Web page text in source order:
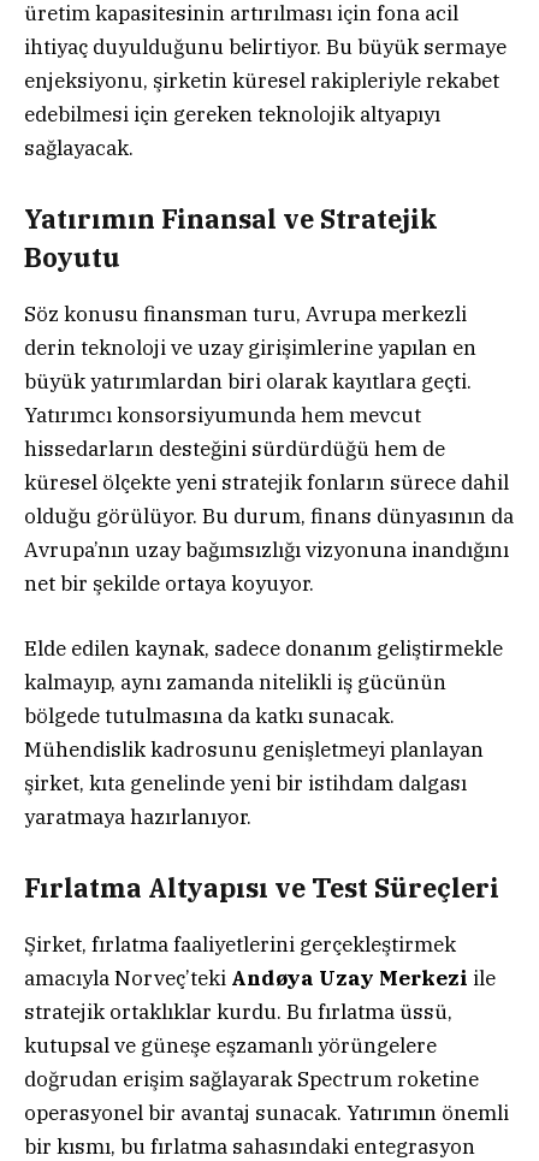
üretim kapasitesinin artırılması için fona acil
ihtiyaç duyulduğunu belirtiyor. Bu büyük sermaye
enjeksiyonu, şirketin küresel rakipleriyle rekabet
edebilmesi için gereken teknolojik altyapıyı
sağlayacak.
Yatırımın Finansal ve Stratejik
Boyutu
Söz konusu finansman turu, Avrupa merkezli
derin teknoloji ve uzay girişimlerine yapılan en
büyük yatırımlardan biri olarak kayıtlara geçti.
Yatırımcı konsorsiyumunda hem mevcut
hissedarların desteğini sürdürdüğü hem de
küresel ölçekte yeni stratejik fonların sürece dahil
olduğu görülüyor. Bu durum, finans dünyasının da
Avrupa’nın uzay bağımsızlığı vizyonuna inandığını
net bir şekilde ortaya koyuyor.
Elde edilen kaynak, sadece donanım geliştirmekle
kalmayıp, aynı zamanda nitelikli iş gücünün
bölgede tutulmasına da katkı sunacak.
Mühendislik kadrosunu genişletmeyi planlayan
şirket, kıta genelinde yeni bir istihdam dalgası
yaratmaya hazırlanıyor.
Fırlatma Altyapısı ve Test Süreçleri
Şirket, fırlatma faaliyetlerini gerçekleştirmek
amacıyla Norveç’teki Andøya Uzay Merkezi ile
stratejik ortaklıklar kurdu. Bu fırlatma üssü,
kutupsal ve güneşe eşzamanlı yörüngelere
doğrudan erişim sağlayarak Spectrum roketine
operasyonel bir avantaj sunacak. Yatırımın önemli
bir kısmı, bu fırlatma sahasındaki entegrasyon